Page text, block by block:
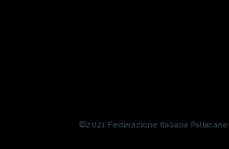
©2021 Federazione Italiana